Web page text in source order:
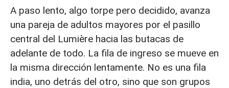
A paso lento, algo torpe pero decidido, avanza
una pareja de adultos mayores por el pasillo
central del Lumière hacia las butacas de
adelante de todo. La fila de ingreso se mueve en
la misma dirección lentamente. No es una fila
india, uno detrás del otro, sino que son grupos